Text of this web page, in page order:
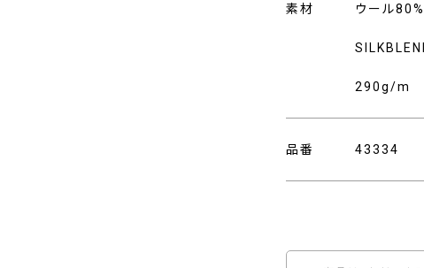
素材 ウール
290g/m
品番 43334